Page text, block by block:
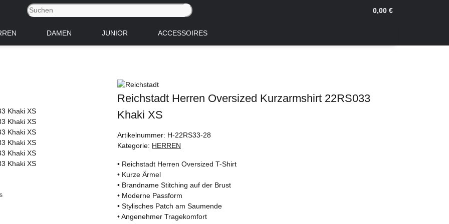
0,00 €
DAMEN JUNIOR ACCESSOIRES
Reichstadt Herren Oversized Kurzarmshirt 22RS033
Khaki XS
Artikelnummer: H-22RS33-28
Kategorie: HERREN
• Reichstadt Herren Oversized T-Shirt
• Kurze Ärmel
• Brandname Stitching auf der Brust
• Moderne Passform
• Stylisches Patch am Saumende
• Angenehmer Tragekomfort